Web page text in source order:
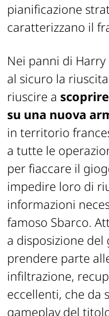
pianificazione
caratterizzano il
Nei panni di
al sicuro la
riuscire a
su una nuova
in territorio
a tutte le
per fiaccare il
impedire loro di
informazioni
famoso Sbarco.
a disposizione
prendere parte
infiltrazione,
eccellenti, che da
gameplay del